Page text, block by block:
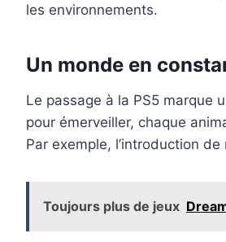
les environnements.
Un monde en
Le passage à la PS5 marque
pour émerveiller, chaque
Par exemple, l’introduction
Toujours plus de jeux